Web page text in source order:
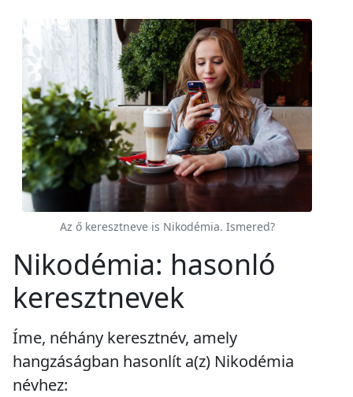
Az ő keresztneve is Nikodémia. Ismered?
Nikodémia: hasonló
keresztnevek
Íme, néhány keresztnév, amely
hangzáságban hasonlít a(z) Nikodémia
névhez: